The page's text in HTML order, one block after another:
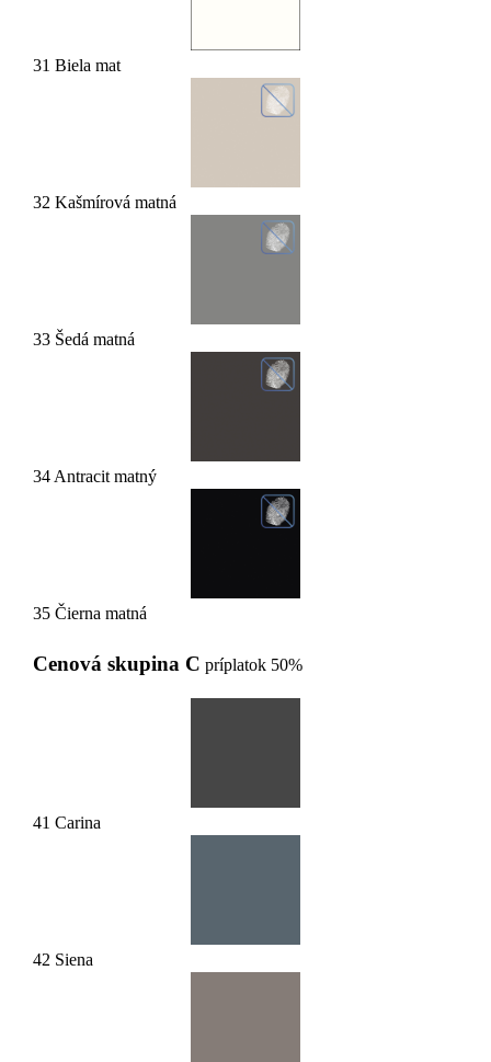
31 Biela mat
32 Kašmírová matná
33 Šedá matná
34 Antracit matný
35 Čierna matná
Cenová skupina C príplatok 50%
41 Carina
42 Siena